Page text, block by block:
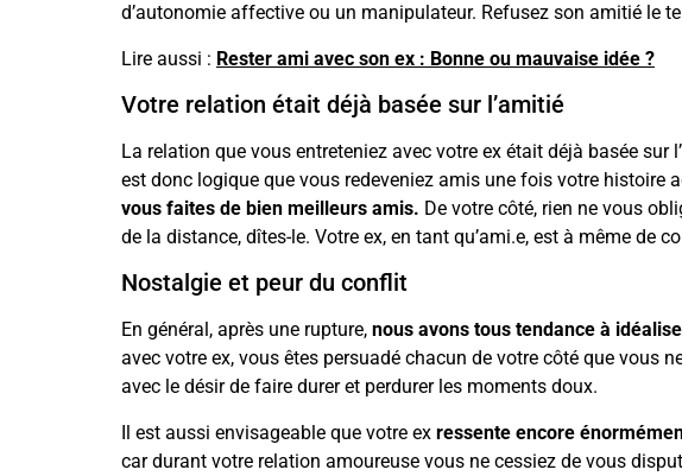
d’autonomie affective ou un manipulateur. Refusez son amitié le
Lire aussi : Rester ami avec son ex : Bonne ou mauvaise idée ?
Votre relation était déjà basée sur l’amitié
La relation que vous entreteniez avec votre ex était déjà basée sur
est donc logique que vous redeveniez amis une fois votre histoire
vous faites de bien meilleurs amis. De votre côté, rien ne vous
de la distance, dîtes-le. Votre ex, en tant qu’ami.e, est à même de
Nostalgie et peur du conflit
En général, après une rupture, nous avons tous tendance à
avec votre ex, vous êtes persuadé chacun de votre côté que vous
avec le désir de faire durer et perdurer les moments doux.
Il est aussi envisageable que votre ex ressente encore
car durant votre relation amoureuse vous ne cessiez de vous